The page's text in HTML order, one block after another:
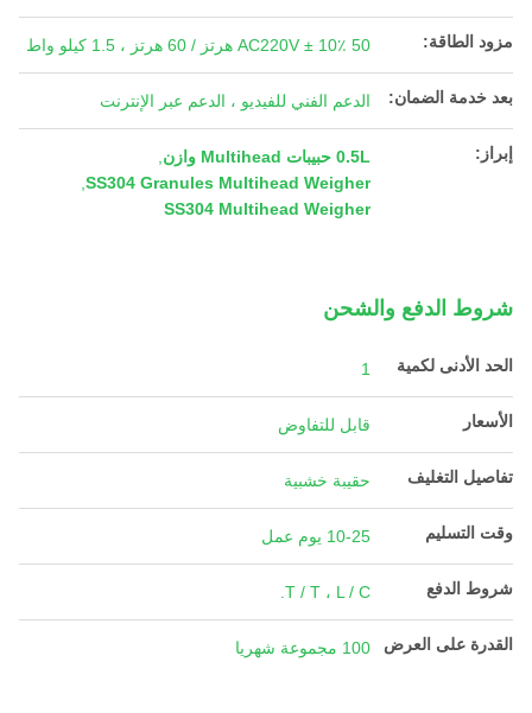
مزود الطاقة: AC220V ± 10٪ 50 هرتز / 60 هرتز ، 1.5 كيلو واط
بعد خدمة الضمان: الدعم الفني للفيديو ، الدعم عبر الإنترنت
إبراز: 0.5L حبيبات Multihead وازن
SS304 Granules Multihead Weigher
SS304 Multihead Weigher
شروط الدفع والشحن
الحد الأدنى لكمية 1
الأسعار قابل للتفاوض
تفاصيل التغليف حقيبة خشبية
وقت التسليم 10-25 يوم عمل
شروط الدفع T / T ، L / C.
القدرة على العرض 100 مجموعة شهريا